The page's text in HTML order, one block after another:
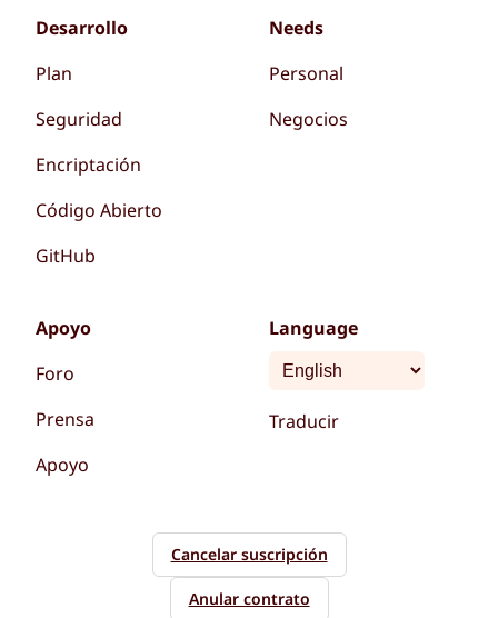
Desarrollo
Plan
Seguridad
Encriptación
Código Abierto
GitHub
Needs
Personal
Negocios
Apoyo
Foro
Prensa
Apoyo
Language
Traducir
Cancelar suscripción
Anular contrato